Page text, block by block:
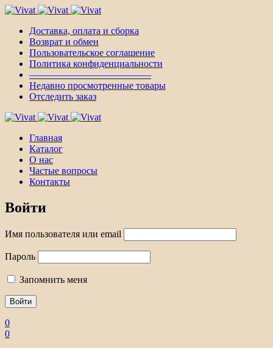
Доставка, оплата и сборка
Возврат и обмен
Пользовательское соглашение
Политика конфиденциальности
————————————–
Недавно просмотренные товары
Отследить заказ
Главная
Каталог
О нас
Частые вопросы
Контакты
Войти
Имя пользователя или email
Пароль
Запомнить меня
0
0